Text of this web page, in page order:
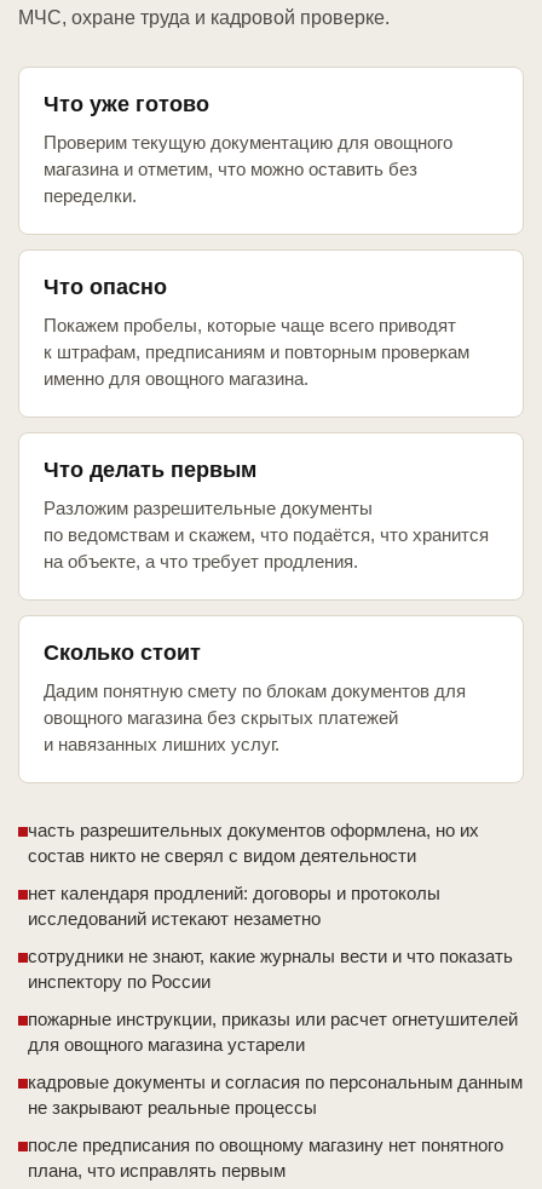
МЧС, охране труда и кадровой проверке.
Что уже готово
Проверим текущую документацию для овощного
магазина и отметим, что можно оставить без
переделки.
Что опасно
Покажем пробелы, которые чаще всего приводят
к штрафам, предписаниям и повторным проверкам
именно для овощного магазина.
Что делать первым
Разложим разрешительные документы
по ведомствам и скажем, что подаётся, что хранится
на объекте, а что требует продления.
Сколько стоит
Дадим понятную смету по блокам документов для
овощного магазина без скрытых платежей
и навязанных лишних услуг.
часть разрешительных документов оформлена, но их
состав никто не сверял с видом деятельности
нет календаря продлений: договоры и протоколы
исследований истекают незаметно
сотрудники не знают, какие журналы вести и что показать
инспектору по России
пожарные инструкции, приказы или расчет огнетушителей
для овощного магазина устарели
кадровые документы и согласия по персональным данным
не закрывают реальные процессы
после предписания по овощному магазину нет понятного
плана, что исправлять первым